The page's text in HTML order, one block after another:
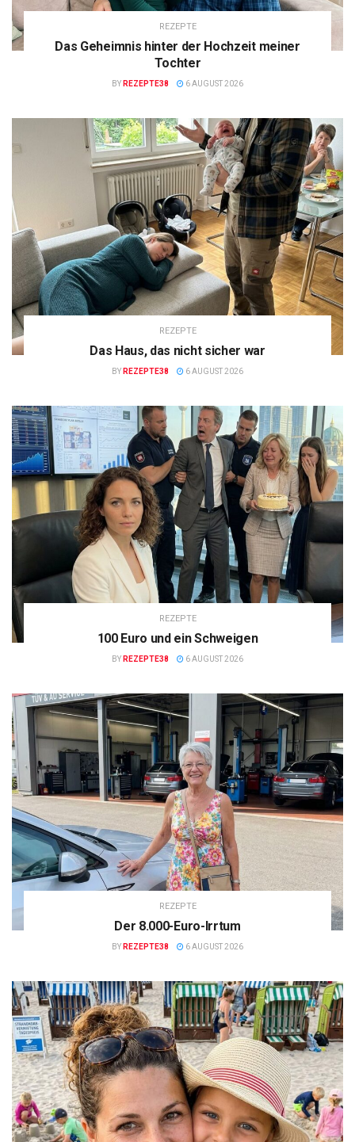
REZEPTE
Das Geheimnis hinter der Hochzeit meiner
Tochter
BY REZEPTE38 6 AUGUST 2026
REZEPTE
Das Haus, das nicht sicher war
BY REZEPTE38 6 AUGUST 2026
REZEPTE
100 Euro und ein Schweigen
BY REZEPTE38 6 AUGUST 2026
REZEPTE
Der 8.000-Euro-Irrtum
BY REZEPTE38 6 AUGUST 2026